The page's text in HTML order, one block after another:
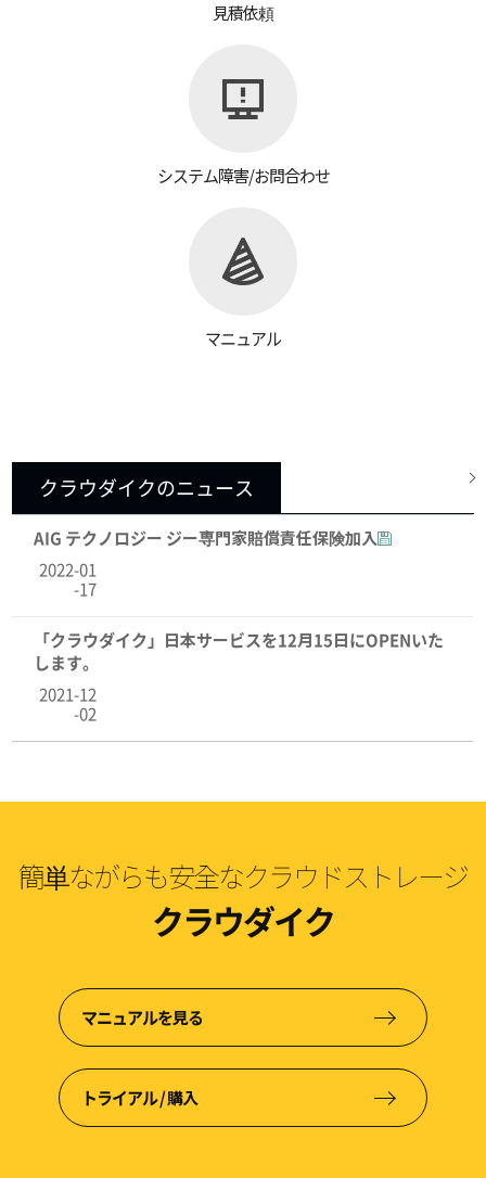
見積依頼
システム障害/お問合わせ
マニュアル
クラウダイクのニュース
AIG テクノロジー ジー専門家賠償責任保険加入
2022-01
-17
「クラウダイク」日本サービスを12月15日にOPENいた
します。
2021-12
-02
簡単ながらも安全なクラウドストレージ
クラウダイク
マニュアルを見る
トライアル / 購入